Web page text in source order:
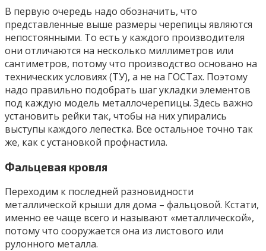
В первую очередь надо обозначить, что
представленные выше размеры черепицы являются
непостоянными. То есть у каждого производителя
они отличаются на несколько миллиметров или
сантиметров, потому что производство основано на
технических условиях (ТУ), а не на ГОСТах. Поэтому
надо правильно подобрать шаг укладки элементов
под каждую модель металлочерепицы. Здесь важно
установить рейки так, чтобы на них упирались
выступы каждого лепестка. Все остальное точно так
же, как с установкой профнастила.
Фальцевая кровля
Переходим к последней разновидности
металлической крыши для дома – фальцовой. Кстати,
именно ее чаще всего и называют «металлической»,
потому что сооружается она из листового или
рулонного металла.